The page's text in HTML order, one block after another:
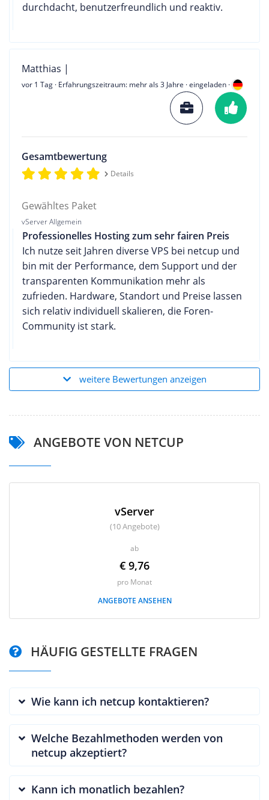
durchdacht, benutzerfreundlich und reaktiv.
Matthias |
vor 1 Tag · Erfahrungszeitraum: mehr als 3 Jahre · eingeladen ·
Gesamtbewertung
Details
Gewähltes Paket
vServer Allgemein
Professionelles Hosting zum sehr fairen Preis
Ich nutze seit Jahren diverse VPS bei netcup und
bin mit der Performance, dem Support und der
transparenten Kommunikation mehr als
zufrieden. Hardware, Standort und Preise lassen
sich relativ individuell skalieren, die Foren-
Community ist stark.
weitere Bewertungen anzeigen
ANGEBOTE VON NETCUP
vServer
(10 Angebote)
ab
€ 9,76
pro Monat
ANGEBOTE ANSEHEN
HÄUFIG GESTELLTE FRAGEN
Wie kann ich netcup kontaktieren?
Welche Bezahlmethoden werden von
netcup akzeptiert?
Kann ich monatlich bezahlen?